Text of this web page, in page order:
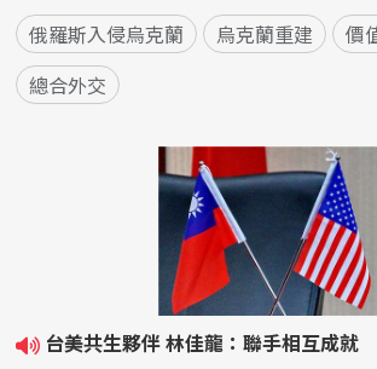
俄羅斯入侵烏克蘭 烏克蘭重建
價
總合外交
台美共生夥伴 林佳龍：聯手相互成就